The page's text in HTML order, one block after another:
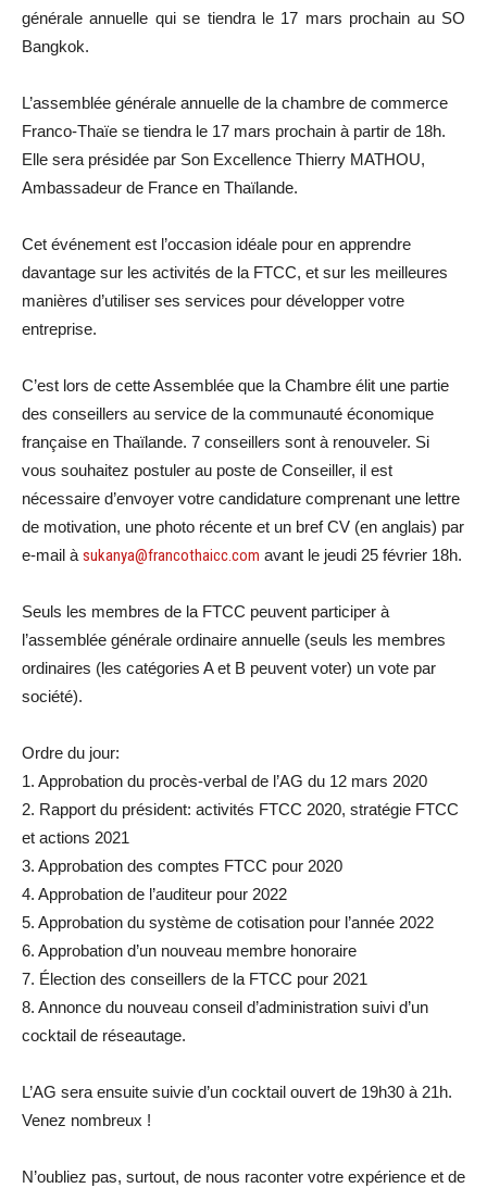
générale annuelle qui se tiendra le 17 mars prochain au SO
Bangkok.
L’assemblée générale annuelle de la chambre de commerce
Franco-Thaïe se tiendra le 17 mars prochain à partir de 18h.
Elle sera présidée par Son Excellence Thierry MATHOU,
Ambassadeur de France en Thaïlande.
Cet événement est l’occasion idéale pour en apprendre
davantage sur les activités de la FTCC, et sur les meilleures
manières d’utiliser ses services pour développer votre
entreprise.
C’est lors de cette Assemblée que la Chambre élit une partie
des conseillers au service de la communauté économique
française en Thaïlande. 7 conseillers sont à renouveler. Si
vous souhaitez postuler au poste de Conseiller, il est
nécessaire d’envoyer votre candidature comprenant une lettre
de motivation, une photo récente et un bref CV (en anglais) par
e-mail à sukanya@francothaicc.com avant le jeudi 25 février 18h.
Seuls les membres de la FTCC peuvent participer à
l’assemblée générale ordinaire annuelle (seuls les membres
ordinaires (les catégories A et B peuvent voter) un vote par
société).
Ordre du jour:
1. Approbation du procès-verbal de l’AG du 12 mars 2020
2. Rapport du président: activités FTCC 2020, stratégie FTCC
et actions 2021
3. Approbation des comptes FTCC pour 2020
4. Approbation de l’auditeur pour 2022
5. Approbation du système de cotisation pour l’année 2022
6. Approbation d’un nouveau membre honoraire
7. Élection des conseillers de la FTCC pour 2021
8. Annonce du nouveau conseil d’administration suivi d’un
cocktail de réseautage.
L’AG sera ensuite suivie d’un cocktail ouvert de 19h30 à 21h.
Venez nombreux !
N’oubliez pas, surtout, de nous raconter votre expérience et de